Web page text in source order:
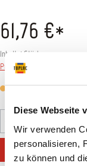
Diese Webseite
Wir verwenden
personalisieren,
zu können und
61,76 €*
Inhalt: 1 Stück
Preise inkl. MwSt. zzgl.
Versandfertig in 7
Produkt Anzahl: